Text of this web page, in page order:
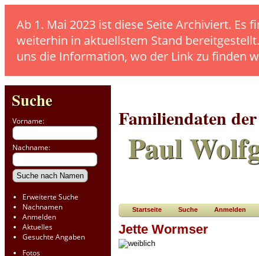
Ab 1. Mai 2023 ist diese Seite Archiviert.
weiterhin in aktuellstem Stand
uns die Information, wo der Link zu finden
Suche
Vorname:
Nachname:
Erweiterte Suche
Nachnamen
Anmelden
Aktuelles
Gesuchte Angaben
Fotos
Familiendaten der
Paul
Startseite Suche Anmelden
Jette Wormser